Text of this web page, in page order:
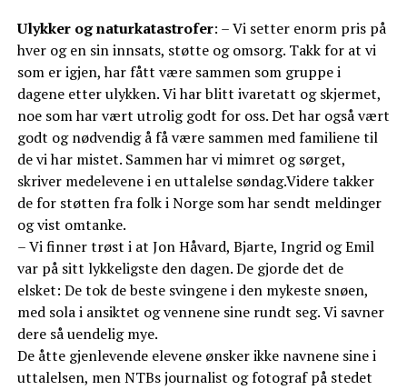
Ulykker og naturkatastrofer: – Vi setter enorm pris på
hver og en sin innsats, støtte og omsorg. Takk for at vi
som er igjen, har fått være sammen som gruppe i
dagene etter ulykken. Vi har blitt ivaretatt og skjermet,
noe som har vært utrolig godt for oss. Det har også vært
godt og nødvendig å få være sammen med familiene til
de vi har mistet. Sammen har vi mimret og sørget,
skriver medelevene i en uttalelse søndag.Videre takker
de for støtten fra folk i Norge som har sendt meldinger
og vist omtanke.
– Vi finner trøst i at Jon Håvard, Bjarte, Ingrid og Emil
var på sitt lykkeligste den dagen. De gjorde det de
elsket: De tok de beste svingene i den mykeste snøen,
med sola i ansiktet og vennene sine rundt seg. Vi savner
dere så uendelig mye.
De åtte gjenlevende elevene ønsker ikke navnene sine i
uttalelsen, men NTBs journalist og fotograf på stedet